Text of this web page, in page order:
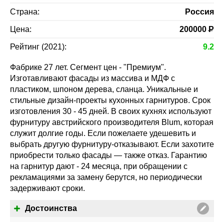
Страна: Россия
Цена: 200000Р
Рейтинг (2021): 9.2
Фабрике 27 лет. Сегмент цен - "Премиум".
Изготавливают фасады из массива и МДФ с
пластиком, шпоном дерева, сланца. Уникальные и
стильные дизайн-проекты кухонных гарнитуров. Срок
изготовления 30 - 45 дней. В своих кухнях используют
фурнитуру австрийского производителя Blum, которая
служит долгие годы. Если пожелаете удешевить и
выбрать другую фурнитуру-отказывают. Если захотите
приобрести только фасады — также отказ. Гарантию
на гарнитур дают - 24 месяца, при обращении с
рекламациями за замену берутся, но периодически
задерживают сроки.
Достоинства